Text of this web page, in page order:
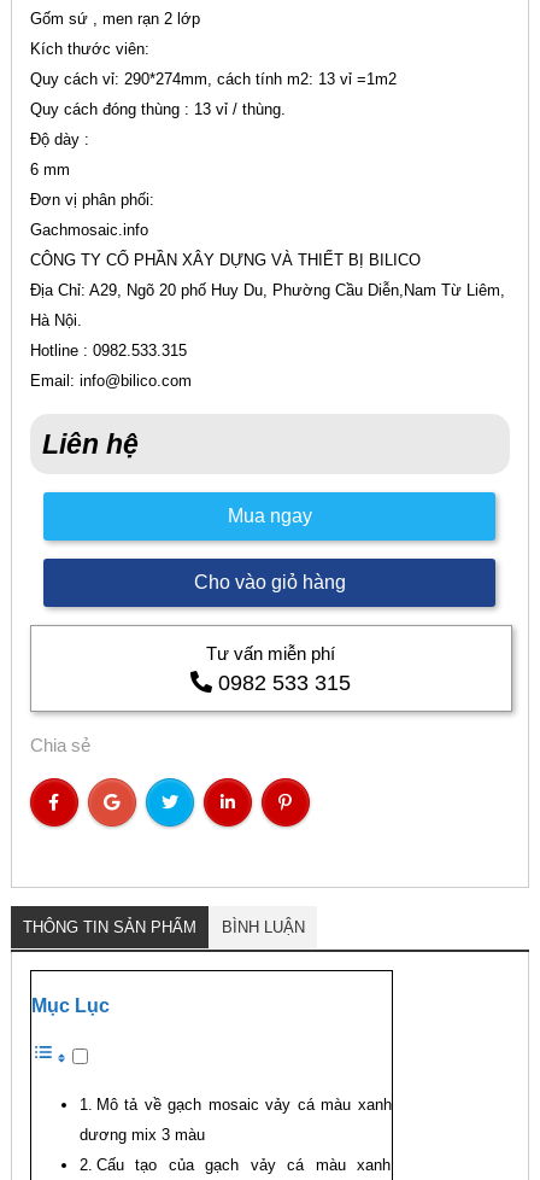
Gốm sứ , men rạn 2 lớp
Kích thước viên:
Quy cách vỉ: 290*274mm, cách tính m2: 13 vỉ =1m2
Quy cách đóng thùng : 13 vỉ / thùng.
Độ dày :
6 mm
Đơn vị phân phối:
Gachmosaic.info
CÔNG TY CỔ PHẦN XÂY DỰNG VÀ THIẾT BỊ BILICO
Địa Chỉ: A29, Ngõ 20 phố Huy Du, Phường Cầu Diễn,Nam Từ Liêm,
Hà Nội.
Hotline : 0982.533.315
Email: info@bilico.com
Liên hệ
Mua ngay
Cho vào giỏ hàng
Tư vấn miễn phí
0982 533 315
Chia sẻ
THÔNG TIN SẢN PHẨM BÌNH LUẬN
Mục Lục
Mô tả về gạch mosaic vảy cá màu xanh
dương mix 3 màu
Cấu tạo của gạch vảy cá màu xanh